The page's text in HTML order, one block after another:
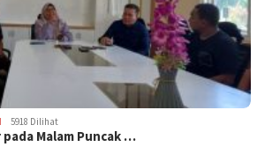
5918 Dilihat
Malam Puncak …